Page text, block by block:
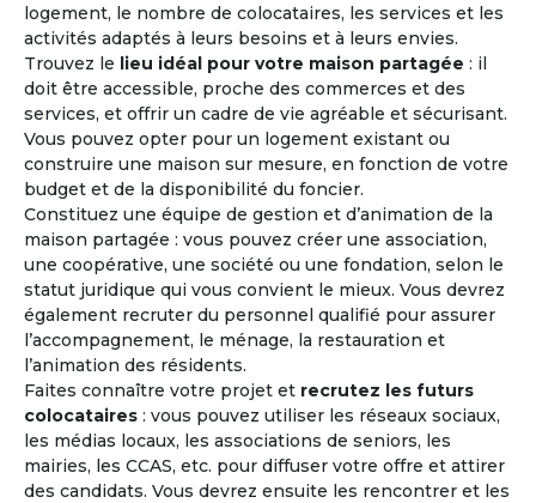
logement, le nombre de colocataires, les services et les
activités adaptés à leurs besoins et à leurs envies.
Trouvez le lieu idéal pour votre maison partagée : il
doit être accessible, proche des commerces et des
services, et offrir un cadre de vie agréable et sécurisant.
Vous pouvez opter pour un logement existant ou
construire une maison sur mesure, en fonction de votre
budget et de la disponibilité du foncier.
Constituez une équipe de gestion et d’animation de la
maison partagée : vous pouvez créer une association,
une coopérative, une société ou une fondation, selon le
statut juridique qui vous convient le mieux. Vous devrez
également recruter du personnel qualifié pour assurer
l’accompagnement, le ménage, la restauration et
l’animation des résidents.
Faites connaître votre projet et recrutez les futurs
colocataires : vous pouvez utiliser les réseaux sociaux,
les médias locaux, les associations de seniors, les
mairies, les CCAS, etc. pour diffuser votre offre et attirer
des candidats. Vous devrez ensuite les rencontrer et les
M'inscrire et créer mon profil
"Lors d'une journée rencontre, l'expérience de vie
collective a été riche, chaleureuse et tolérante. Il faut
en effet avoir l'expérience de cet affect naissant
circulant pour être convaincu que c'est le bon choix
et que cela peut marcher."